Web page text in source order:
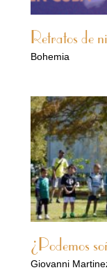
Retratos de
Bohemia
¿Podemos
Giovanni